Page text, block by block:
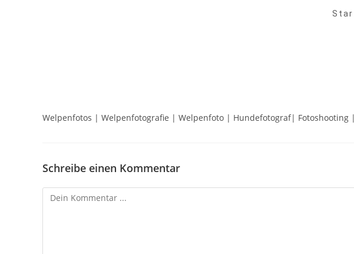
Welpenfotos | Welpenfotografie | Welpenfoto | Hundefotograf| Fotoshooting
Schreibe einen Kommentar